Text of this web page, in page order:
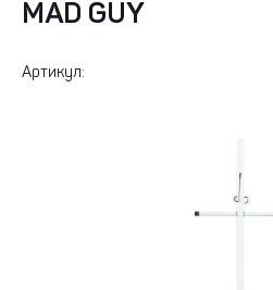
MAD GUY
Артикул: